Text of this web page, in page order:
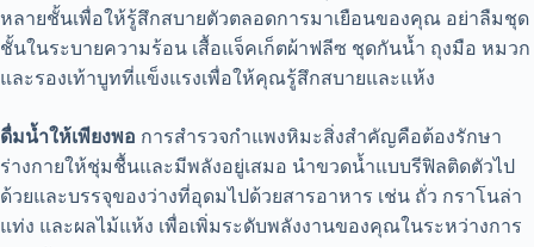
หลายชั้นเพื่อให้รู้สึกสบายตัวตลอดการมาเยือนของคุณ อย่าลืมชุด
ชั้นในระบายความร้อน เสื้อแจ็คเก็ตผ้าฟลีซ ชุดกันน้ำ ถุงมือ หมวก
และรองเท้าบูทที่แข็งแรงเพื่อให้คุณรู้สึกสบายและแห้ง
ดื่มน้ำให้เพียงพอ การสำรวจกำแพงหิมะสิ่งสำคัญคือต้องรักษา
ร่างกายให้ชุ่มชื้นและมีพลังอยู่เสมอ นำขวดน้ำแบบรีฟิลติดตัวไป
ด้วยและบรรจุของว่างที่อุดมไปด้วยสารอาหาร เช่น ถั่ว กราโนล่า
แท่ง และผลไม้แห้ง เพื่อเพิ่มระดับพลังงานของคุณในระหว่างการ